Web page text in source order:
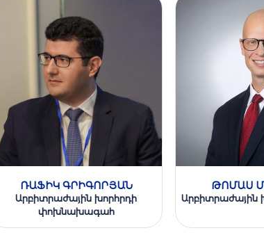
ՌԱՖԻԿ ԳՐԻԳՈՐՅԱՆ
Արբիտրաժային խորհրդի
փոխնախագահ
ԹՈՄԱՍ
Արբիտրաժային